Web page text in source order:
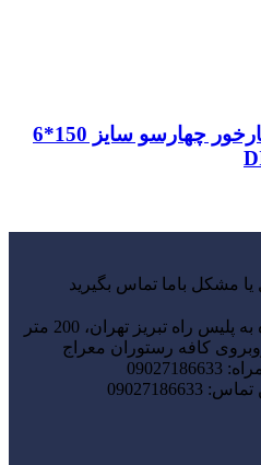
پیچگوشتی ضربه خور و آچارخور چهارسو سایز 150*6
مشکل باما تماس بگیرید
نرسیده به پلیس راه تبریز تهران، 200 متر
کافه رستوران معراج
09027186633